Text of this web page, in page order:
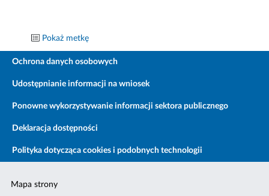
Pokaż metkę
Ochrona danych osobowych
Udostępnianie informacji na wniosek
Ponowne wykorzystywanie informacji sektora publicznego
Deklaracja dostępności
Polityka dotycząca cookies i podobnych technologii
Mapa strony